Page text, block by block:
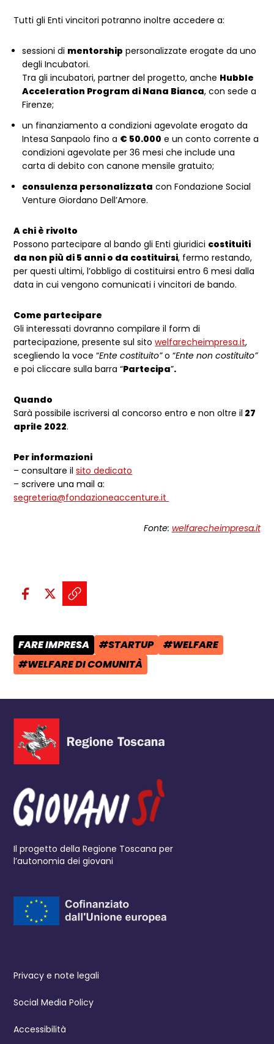
Tutti gli Enti vincitori potranno inoltre accedere a:
sessioni di mentorship personalizzate erogate da uno
degli Incubatori.
Tra gli incubatori, partner del progetto, anche Hubble
Acceleration Program di Nana Bianca, con sede a
Firenze;
un finanziamento a condizioni agevolate erogato da
Intesa Sanpaolo fino a € 50.000 e un conto corrente a
condizioni agevolate per 36 mesi che include una
carta di debito con canone mensile gratuito;
consulenza personalizzata con Fondazione Social
Venture Giordano Dell’Amore.
A chi è rivolto
Possono partecipare al bando gli Enti giuridici costituiti
da non più di 5 anni o da costituirsi, fermo restando,
per questi ultimi, l’obbligo di costituirsi entro 6 mesi dalla
data in cui vengono comunicati i vincitori de bando.
Come partecipare
Gli interessati dovranno compilare il form di
partecipazione, presente sul sitowelfarecheimpresa.it,
scegliendo la voce “Ente costituito”o “Ente non costituito”
e poi cliccare sulla barra “Partecipa”.
Quando
Sarà possibile iscriversi al concorso entro e non oltre il 27
aprile 2022.
Per informazioni
– consultare ilsito dedicato
– scrivere una mail a:
segreteria@fondazioneaccenture.it
Fonte: welfarecheimpresa.it
Condividi sui social:
Condividi su Facebook - apre
Condividi su X - apre una
Copia il link e condividi -
CATEGORIA POST:
FARE IMPRESA TAG:
#STARTUP TAG:
#WELFARE
TAG:
#WELFARE DI COMUNITÀ
Il progetto della Regione Toscana per
l’autonomia dei giovani
Privacy e note legali
Social Media Policy
Accessibilità